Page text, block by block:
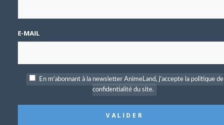
place aux faits : le manga, initialement paru en 1993 dans
Perfect avec une nouvelle traduction et un lettrage revu ! Cette
au lieu de 30 pour la précédente, et présente de nouvelles
suite du manga,
Hiroaki Samura crédité à la collaboration.
E-MAIL
En m'abonnant à la newsletter AnimeLand, j'accepte la politique de
confidentialité du site.